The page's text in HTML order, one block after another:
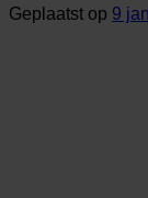
Geplaatst op 9